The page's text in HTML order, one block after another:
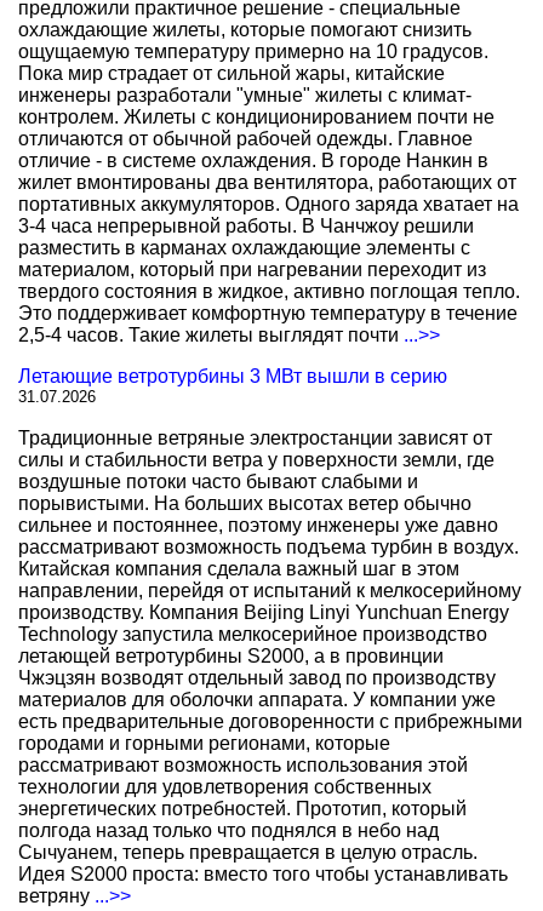
предложили практичное решение - специальные
охлаждающие жилеты, которые помогают снизить
ощущаемую температуру примерно на 10 градусов.
Пока мир страдает от сильной жары, китайские
инженеры разработали "умные" жилеты с климат-
контролем. Жилеты с кондиционированием почти не
отличаются от обычной рабочей одежды. Главное
отличие - в системе охлаждения. В городе Нанкин в
жилет вмонтированы два вентилятора, работающих от
портативных аккумуляторов. Одного заряда хватает на
3-4 часа непрерывной работы. В Чанчжоу решили
разместить в карманах охлаждающие элементы с
материалом, который при нагревании переходит из
твердого состояния в жидкое, активно поглощая тепло.
Это поддерживает комфортную температуру в течение
2,5-4 часов. Такие жилеты выглядят почти ...>>
Летающие ветротурбины 3 МВт вышли в серию
31.07.2026
Традиционные ветряные электростанции зависят от
силы и стабильности ветра у поверхности земли, где
воздушные потоки часто бывают слабыми и
порывистыми. На больших высотах ветер обычно
сильнее и постояннее, поэтому инженеры уже давно
рассматривают возможность подъема турбин в воздух.
Китайская компания сделала важный шаг в этом
направлении, перейдя от испытаний к мелкосерийному
производству. Компания Beijing Linyi Yunchuan Energy
Technology запустила мелкосерийное производство
летающей ветротурбины S2000, а в провинции
Чжэцзян возводят отдельный завод по производству
материалов для оболочки аппарата. У компании уже
есть предварительные договоренности с прибрежными
городами и горными регионами, которые
рассматривают возможность использования этой
технологии для удовлетворения собственных
энергетических потребностей. Прототип, который
полгода назад только что поднялся в небо над
Сычуанем, теперь превращается в целую отрасль.
Идея S2000 проста: вместо того чтобы устанавливать
ветряну ...>>